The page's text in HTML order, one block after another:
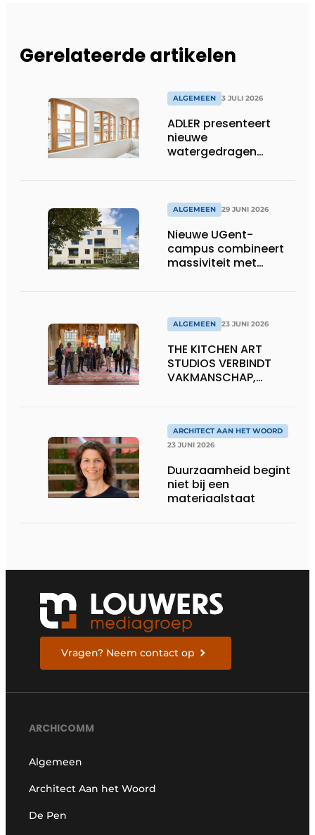
Gerelateerde artikelen
ALGEMEEN 3 JULI 2026
ADLER presenteert
nieuwe
watergedragen
ALGEMEEN 29 JUNI 2026
Nieuwe UGent-
campus combineert
massiviteit met
ALGEMEEN 23 JUNI 2026
THE KITCHEN ART
STUDIOS VERBINDT
VAKMANSCHAP,
TOEKOMST
ARCHITECT AAN HET WOORD
23 JUNI 2026
Duurzaamheid begint
niet bij een
materiaalstaat
Vragen? Neem contact op
ARCHICOMM
Algemeen
Architect Aan het Woord
De Pen